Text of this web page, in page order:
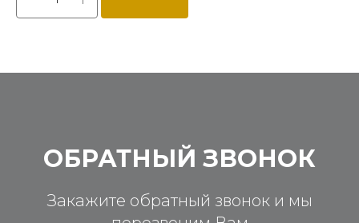
ОБРАТНЫЙ ЗВОНОК
Закажите обратный звонок и мы